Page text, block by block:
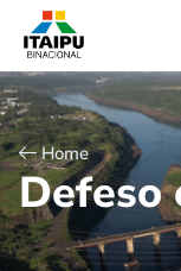
Home
Defeso